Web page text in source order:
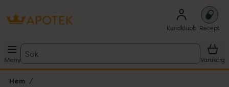
Kundklubb Recept
Meny
Sök
Varukorg
Hem